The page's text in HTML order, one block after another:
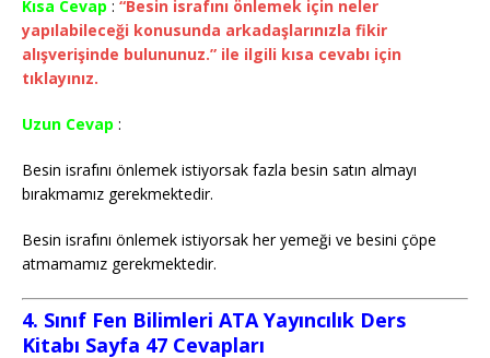
Kısa Cevap : “Besin israfını önlemek için neler
yapılabileceği konusunda arkadaşlarınızla fikir
alışverişinde bulununuz.” ile ilgili kısa cevabı için
tıklayınız.
Uzun Cevap :
Besin israfını önlemek istiyorsak fazla besin satın almayı
bırakmamız gerekmektedir.
Besin israfını önlemek istiyorsak her yemeği ve besini çöpe
atmamamız gerekmektedir.
4. Sınıf Fen Bilimleri ATA Yayıncılık Ders
Kitabı Sayfa 47 Cevapları